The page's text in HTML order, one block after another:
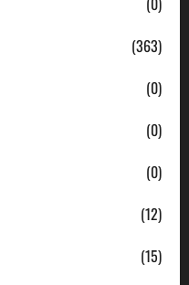
(363)
(0)
(0)
(0)
(12)
(15)